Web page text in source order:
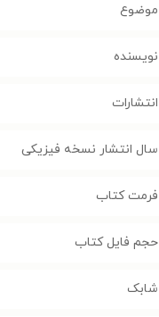
موضوع
نویسنده
انتشارات
سال انتشار نسخه فیزیکی
فرمت کتاب
حجم فایل کتاب
شابک